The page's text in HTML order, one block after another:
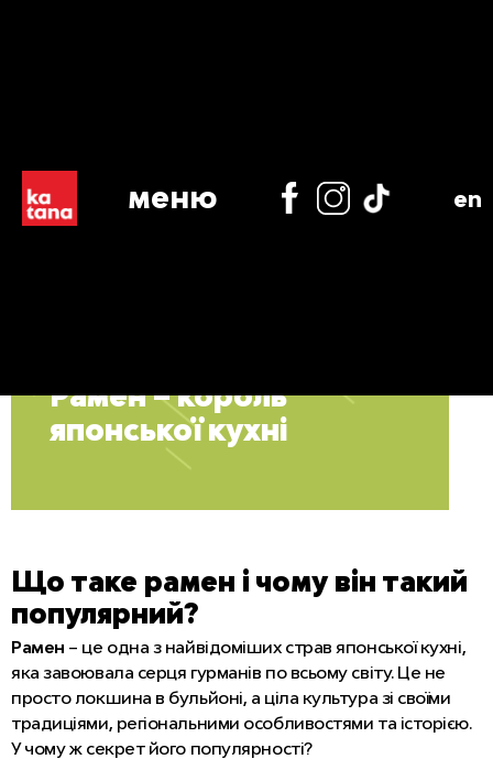
меню en
Рамен – король
японської кухні
Що таке рамен і чому він такий
популярний?
Рамен – це одна з найвідоміших страв японської кухні,
яка завоювала серця гурманів по всьому світу. Це не
просто локшина в бульйоні, а ціла культура зі своїми
традиціями, регіональними особливостями та історією.
У чому ж секрет його популярності?